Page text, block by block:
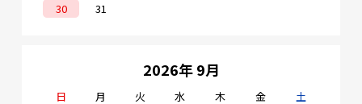
30
31
2026年 9月
日 月 火 水 木 金
土